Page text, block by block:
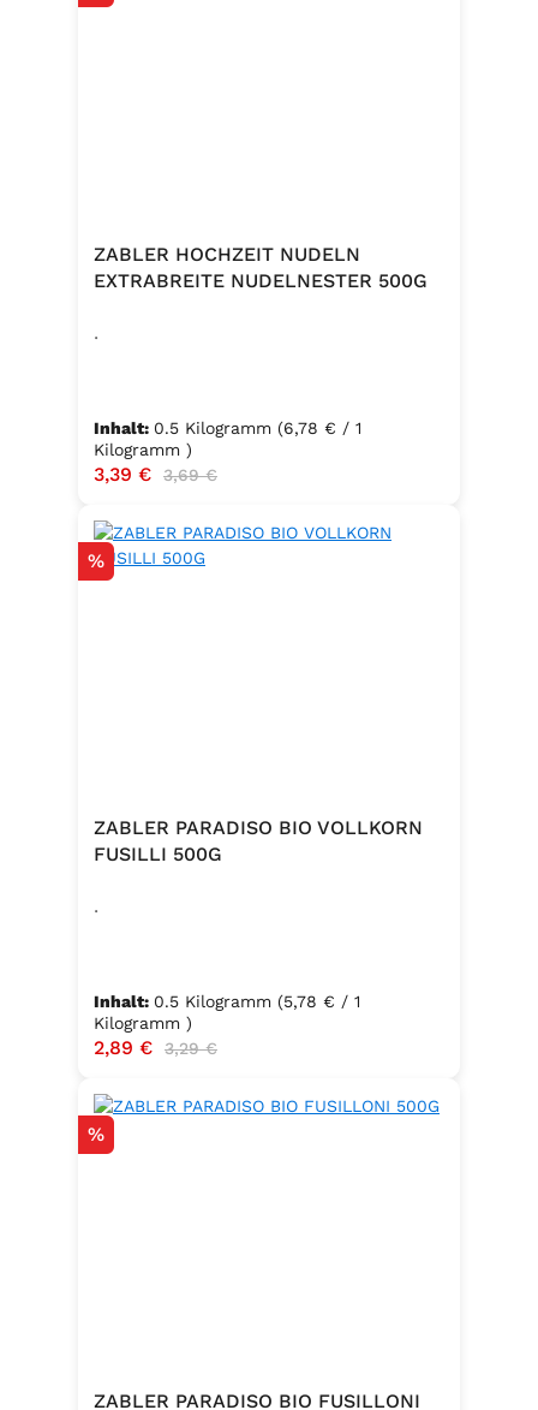
ZABLER HOCHZEIT NUDELN
EXTRABREITE NUDELNESTER 500G
.
Inhalt: 0.5 Kilogramm (6,78 € / 1
Kilogramm )
Verkaufspreis:
3,39 € Regulärer Preis:
3,69 €
Rabatt
%
ZABLER PARADISO BIO VOLLKORN
FUSILLI 500G
.
Inhalt: 0.5 Kilogramm (5,78 € / 1
Kilogramm )
Verkaufspreis:
2,89 € Regulärer Preis:
3,29 €
Rabatt
%
ZABLER PARADISO BIO FUSILLONI